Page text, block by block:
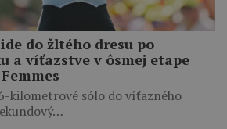
do žltého dresu po
a víťazstve v ôsmej etape
kilometrové sólo do víťazného